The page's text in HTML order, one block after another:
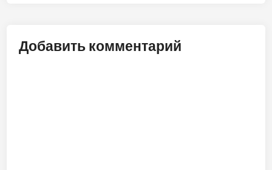
Добавить комментарий